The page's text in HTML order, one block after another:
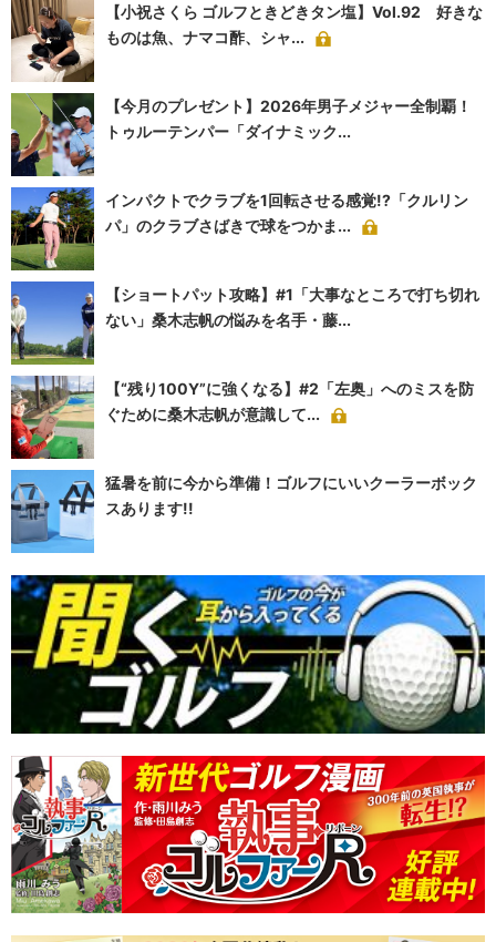
【小祝さくら ゴルフときどきタン塩】Vol.92 好きな
ものは魚、ナマコ酢、シャ...
【今月のプレゼント】2026年男子メジャー全制覇！
トゥルーテンパー「ダイナミック...
インパクトでクラブを1回転させる感覚!?「クルリン
パ」のクラブさばきで球をつかま...
【ショートパット攻略】#1「大事なところで打ち切れ
ない」桑木志帆の悩みを名手・藤...
【“残り100Y”に強くなる】#2「左奥」へのミスを防
ぐために桑木志帆が意識して...
猛暑を前に今から準備！ゴルフにいいクーラーボック
スあります!!